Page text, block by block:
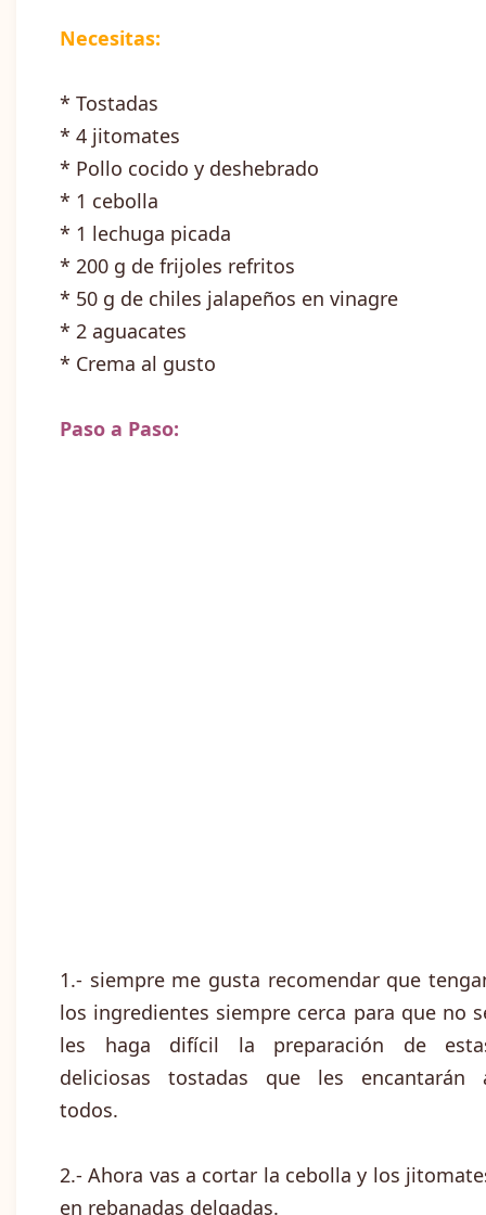
Necesitas:
* Tostadas
* 4 jitomates
* Pollo cocido y deshebrado
* 1 cebolla
* 1 lechuga picada
* 200 g de frijoles refritos
* 50 g de chiles jalapeños en vinagre
* 2 aguacates
* Crema al gusto
Paso a Paso:
1.- siempre me gusta recomendar que
los ingredientes siempre cerca para que no
les haga difícil la preparación de
deliciosas tostadas que les encantarán
todos.
2.- Ahora vas a cortar la cebolla y los
en rebanadas delgadas.